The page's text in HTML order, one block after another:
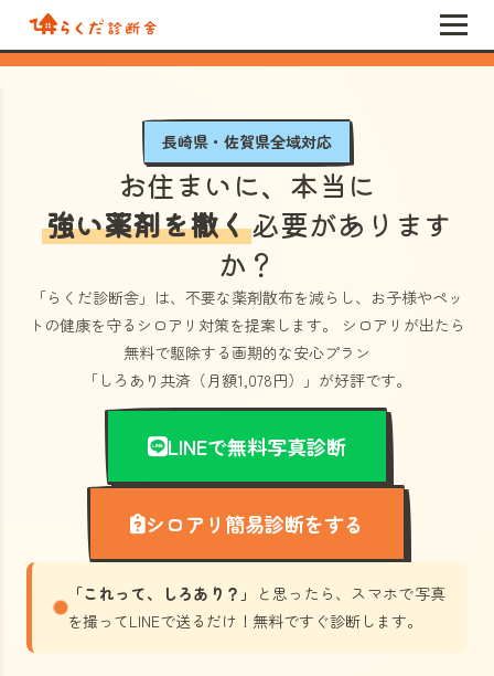
長崎県・佐賀県全域対応
お住まいに、本当に
強い薬剤を撒く必要があります
か？
「らくだ診断舎」 は、不要な薬剤散布を減らし、お子様やペッ
トの健康を守るシロアリ対策を提案します。 シロアリが出たら
無料で駆除する画期的な安心プラン
「しろあり共済（月額1,078円）」 が好評です。
LINEで無料写真診断
シロアリ簡易診断をする
「これって、しろあり？」
と思ったら、スマホで写真
を撮ってLINEで送るだけ！無料ですぐ診断します。